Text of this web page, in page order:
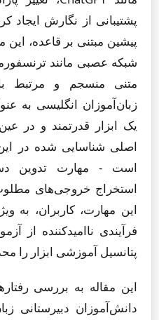
پشتیبانی از نگارش
پیشین مبتنی بر قاعده، این
شبکه عصبی مانند
متنی منسجم و مرتبط با
یک ابزار قدرتمند و در
اصلی شناسایی شده در
است - مهارت تدوین
استخراج خروجی‌های
این مهارت، کاربران، به
فرآیندی ناامیدکننده از
پتانسیل آموزشی ابزار را
این مقاله به بررسی
دانش‌آموزان دبیرستانی